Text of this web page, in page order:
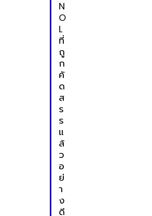
N
O
L
ที่
ถู
ก
คั
ด
ส
ร
ร
แ
ล้
ว
อ
ย่
า
ง
ดี